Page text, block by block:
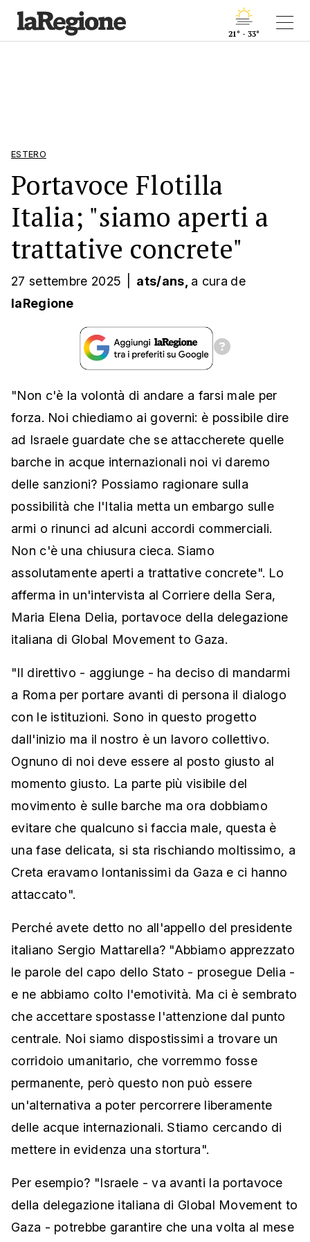
21° - 33°
ESTERO
Portavoce Flotilla
Italia; "siamo aperti a
trattative concrete"
27 settembre 2025 ats/ans, a cura de
laRegione
"Non c'è la volontà di andare a farsi male per
forza. Noi chiediamo ai governi: è possibile dire
ad Israele guardate che se attaccherete quelle
barche in acque internazionali noi vi daremo
delle sanzioni? Possiamo ragionare sulla
possibilità che l'Italia metta un embargo sulle
armi o rinunci ad alcuni accordi commerciali.
Non c'è una chiusura cieca. Siamo
assolutamente aperti a trattative concrete". Lo
afferma in un'intervista al Corriere della Sera,
Maria Elena Delia, portavoce della delegazione
italiana di Global Movement to Gaza.
"Il direttivo - aggiunge - ha deciso di mandarmi
a Roma per portare avanti di persona il dialogo
con le istituzioni. Sono in questo progetto
dall'inizio ma il nostro è un lavoro collettivo.
Ognuno di noi deve essere al posto giusto al
momento giusto. La parte più visibile del
movimento è sulle barche ma ora dobbiamo
evitare che qualcuno si faccia male, questa è
una fase delicata, si sta rischiando moltissimo, a
Creta eravamo lontanissimi da Gaza e ci hanno
attaccato".
Perché avete detto no all'appello del presidente
italiano Sergio Mattarella? "Abbiamo apprezzato
le parole del capo dello Stato - prosegue Delia -
e ne abbiamo colto l'emotività. Ma ci è sembrato
che accettare spostasse l'attenzione dal punto
centrale. Noi siamo dispostissimi a trovare un
corridoio umanitario, che vorremmo fosse
permanente, però questo non può essere
un'alternativa a poter percorrere liberamente
delle acque internazionali. Stiamo cercando di
mettere in evidenza una stortura".
Per esempio? "Israele - va avanti la portavoce
della delegazione italiana di Global Movement to
Gaza - potrebbe garantire che una volta al mese